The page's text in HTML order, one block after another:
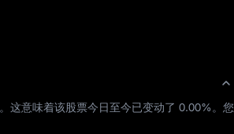
。这意味着该股票今日至今已变动了 0.00%。您